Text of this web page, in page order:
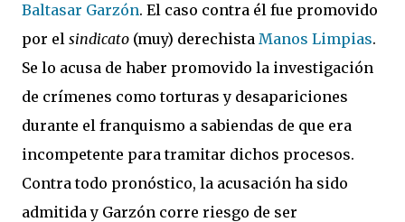
Baltasar Garzón. El caso contra él fue promovido
por el sindicato (muy) derechista Manos Limpias.
Se lo acusa de haber promovido la investigación
de crímenes como torturas y desapariciones
durante el franquismo a sabiendas de que era
incompetente para tramitar dichos procesos.
Contra todo pronóstico, la acusación ha sido
admitida y Garzón corre riesgo de ser